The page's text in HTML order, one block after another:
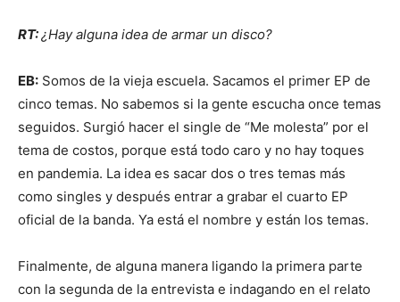
RT:¿Hay alguna idea de armar un disco?
EB: Somos de la vieja escuela. Sacamos el primer EP de
cinco temas. No sabemos si la gente escucha once temas
seguidos. Surgió hacer el single de “Me molesta” por el
tema de costos, porque está todo caro y no hay toques
en pandemia. La idea es sacar dos o tres temas más
como singles y después entrar a grabar el cuarto EP
oficial de la banda. Ya está el nombre y están los temas.
Finalmente, de alguna manera ligando la primera parte
con la segunda de la entrevista e indagando en el relato